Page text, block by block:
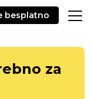
besplatno
za